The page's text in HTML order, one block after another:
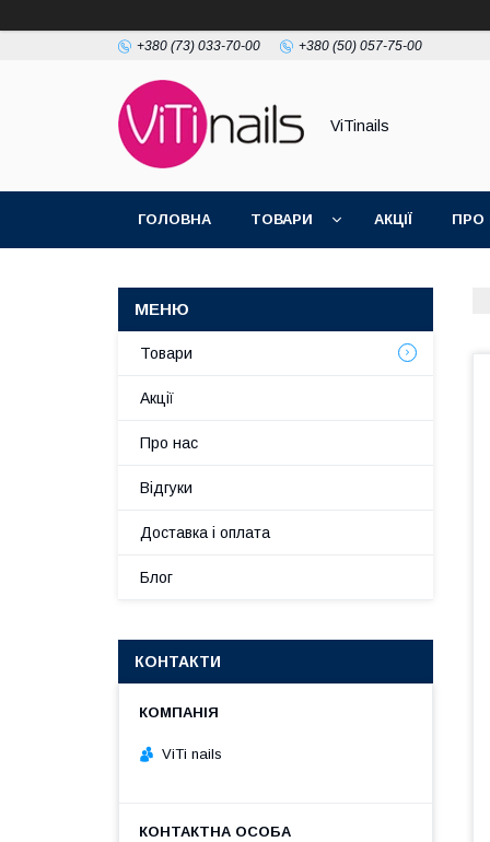
+380 (73) 033-70-00 +380 (50) 057-75-00
ViTinails
ГОЛОВНА ТОВАРИ АКЦІЇ ПРО
Товари
Акції
Про нас
Відгуки
Доставка і оплата
Блог
КОНТАКТИ
ViTi nails